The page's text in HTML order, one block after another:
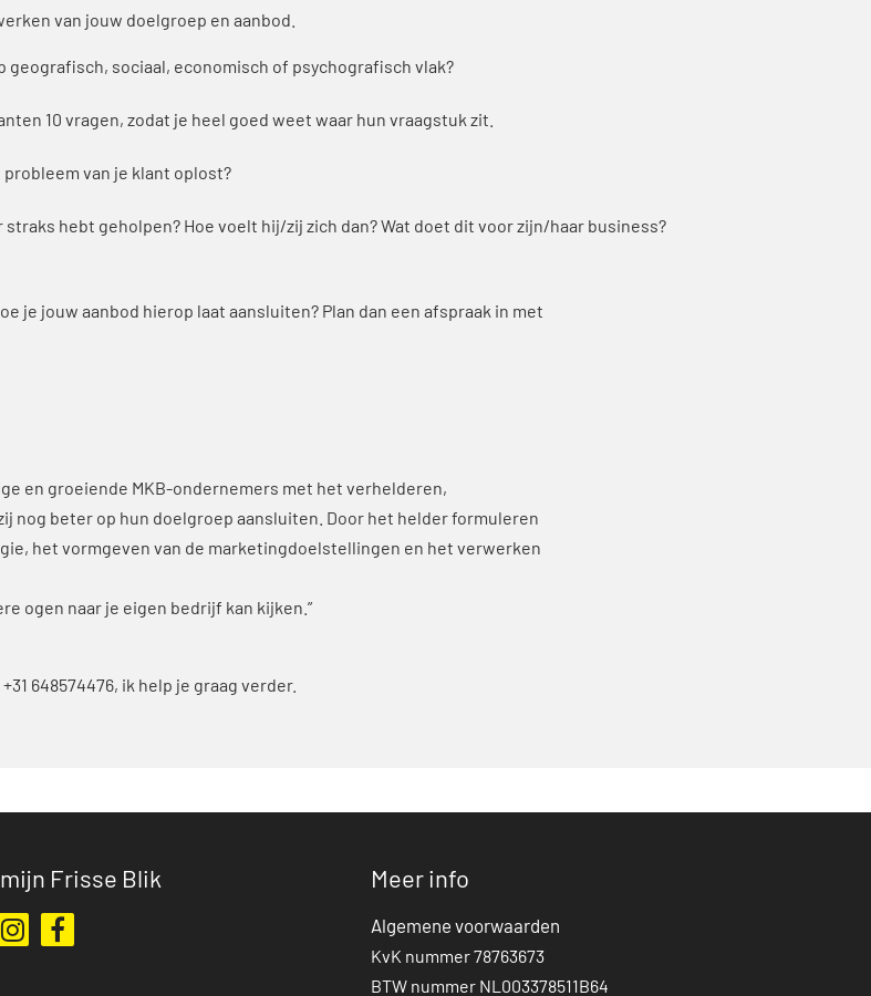
van jouw doelgroep en aanbod.
sociaal, economisch of psychografisch vlak?
10 vragen, zodat je heel goed weet waar hun vraagstuk zit.
van je klant oplost?
hebt geholpen? Hoe voelt hij/zij zich dan? Wat doet dit voor zijn/haar business?
je jouw aanbod hierop laat aansluiten? Plan dan een afspraak in met
en groeiende MKB-ondernemers met het verhelderen,
nog beter op hun doelgroep aansluiten. Door het helder formuleren
het vormgeven van de marketingdoelstellingen en het verwerken
ogen naar je eigen bedrijf kan kijken.”
648574476, ik help je graag verder.
Frisse Blik
Ga naar mijn LinkedIn profiel
Ga naar mijn Instagram profiel
Meer info
Algemene voorwaarden
KvK nummer 78763673
BTW nummer NL003378511B64